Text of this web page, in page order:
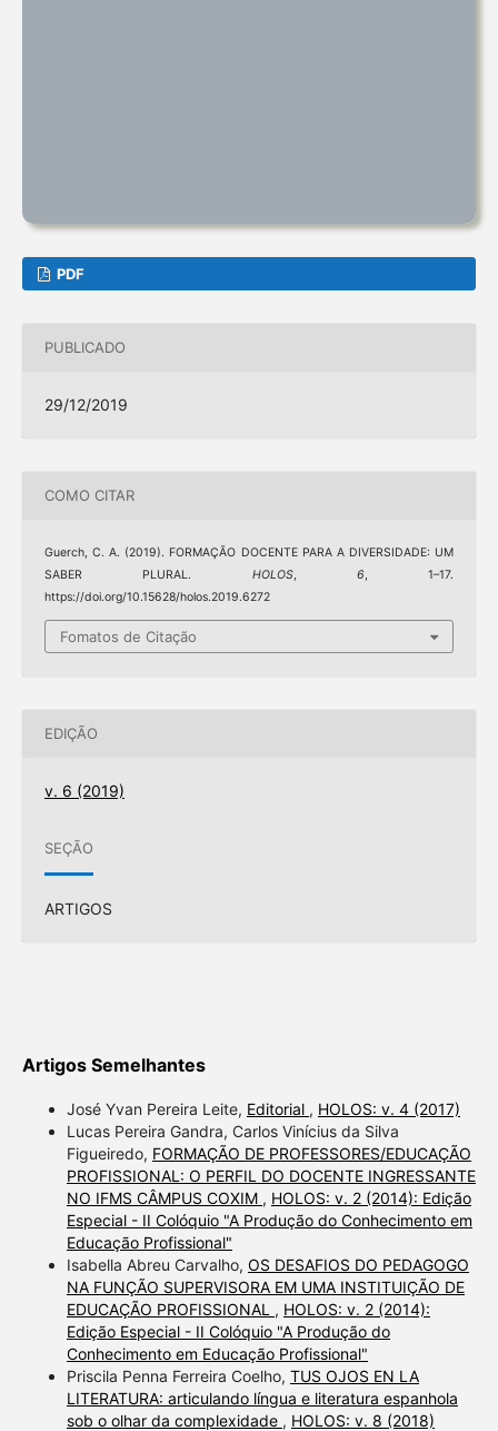
PDF
PUBLICADO
29/12/2019
COMO CITAR
Guerch, C. A. (2019). FORMAÇÃO DOCENTE PARA A DIVERSIDADE: UM
SABER PLURAL. HOLOS, 6, 1–17.
https://doi.org/10.15628/holos.2019.6272
Fomatos de Citação
EDIÇÃO
v. 6 (2019)
SEÇÃO
ARTIGOS
Artigos Semelhantes
José Yvan Pereira Leite, Editorial , HOLOS: v. 4 (2017)
Lucas Pereira Gandra, Carlos Vinícius da Silva
Figueiredo, FORMAÇÃO DE PROFESSORES/EDUCAÇÃO
PROFISSIONAL: O PERFIL DO DOCENTE INGRESSANTE
NO IFMS CÂMPUS COXIM , HOLOS: v. 2 (2014): Edição
Especial - II Colóquio "A Produção do Conhecimento em
Educação Profissional"
Isabella Abreu Carvalho, OS DESAFIOS DO PEDAGOGO
NA FUNÇÃO SUPERVISORA EM UMA INSTITUIÇÃO DE
EDUCAÇÃO PROFISSIONAL , HOLOS: v. 2 (2014):
Edição Especial - II Colóquio "A Produção do
Conhecimento em Educação Profissional"
Priscila Penna Ferreira Coelho, TUS OJOS EN LA
LITERATURA: articulando língua e literatura espanhola
sob o olhar da complexidade , HOLOS: v. 8 (2018)